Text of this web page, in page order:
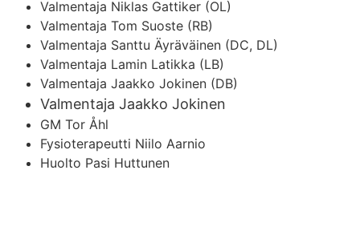
Valmentaja Niklas Gattiker (OL)
Valmentaja Tom Suoste (RB)
Valmentaja Santtu Äyräväinen (DC, DL)
Valmentaja Lamin Latikka (LB)
Valmentaja Jaakko Jokinen (DB)
Valmentaja Jaakko Jokinen
GM Tor Åhl
Fysioterapeutti Niilo Aarnio
Huolto Pasi Huttunen